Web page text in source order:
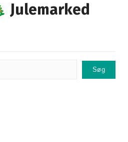
Julemarked